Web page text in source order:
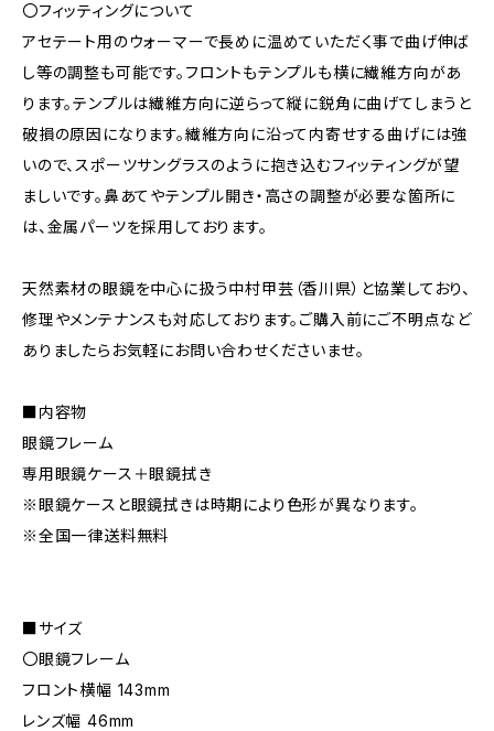
〇フィッティングについて
アセテート用のウォーマーで長めに温めていただく事で曲げ伸ば
し等の調整も可能です。フロントもテンプルも横に繊維方向があ
ります。テンプルは繊維方向に逆らって縦に鋭角に曲げてしまうと
破損の原因になります。繊維方向に沿って内寄せする曲げには強
いので、スポーツサングラスのように抱き込むフィッティングが望
ましいです。鼻あてやテンプル開き・高さの調整が必要な箇所に
は、金属パーツを採用しております。
天然素材の眼鏡を中心に扱う中村甲芸（香川県）と協業しており、
修理やメンテナンスも対応しております。ご購入前にご不明点など
ありましたらお気軽にお問い合わせくださいませ。
■内容物
眼鏡フレーム
専用眼鏡ケース＋眼鏡拭き
※眼鏡ケースと眼鏡拭きは時期により色形が異なります。
※全国一律送料無料
■サイズ
〇眼鏡フレーム
フロント横幅 143mm
レンズ幅 46mm